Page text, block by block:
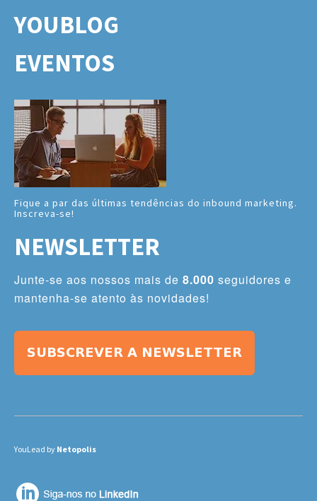
YOUBLOG
EVENTOS
Fique a par das últimas tendências do inbound marketing.
Inscreva-se!
NEWSLETTER
Junte-se aos nossos mais de 8.000 seguidores e
mantenha-se atento às novidades!
YouLead by Netopolis